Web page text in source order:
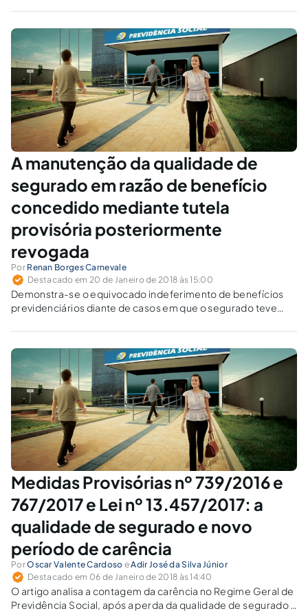
A manutenção da qualidade de
segurado em razão de benefício
concedido mediante tutela
provisória posteriormente
revogada
Por Renan Borges Carnevale
Destacado em 20 de Janeiro de 2018 às 15:00
Demonstra-se o equivocado indeferimento de benefícios
previdenciários diante de casos em que o segurado teve
que foi posteriormente revogada.
Medidas Provisórias nº 739/2016 e
767/2017 e Lei nº 13.457/2017: a
qualidade de segurado e novo
período de carência
PorOscar Valente Cardoso eAdir José da Silva Júnior
Destacado em 06 de Janeiro de 2018 às 14:40
O artigo analisa a contagem da carência no Regime Geral de
Previdência Social, após a perda da qualidade de segurado e